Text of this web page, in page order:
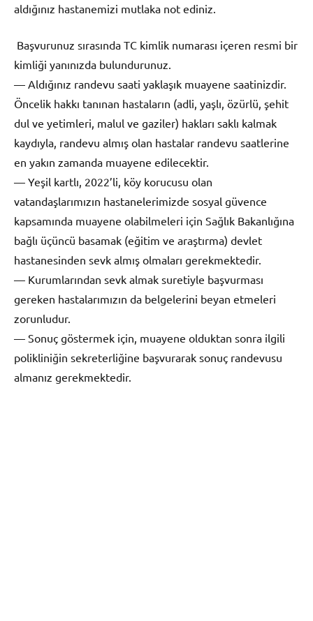
aldığınız hastanemizi mutlaka not ediniz.
Başvurunuz sırasında TC kimlik numarası içeren resmi bir
kimliği yanınızda bulundurunuz.
— Aldığınız randevu saati yaklaşık muayene saatinizdir.
Öncelik hakkı tanınan hastaların (adli, yaşlı, özürlü, şehit
dul ve yetimleri, malul ve gaziler) hakları saklı kalmak
kaydıyla, randevu almış olan hastalar randevu saatlerine
en yakın zamanda muayene edilecektir.
— Yeşil kartlı, 2022’li, köy korucusu olan
vatandaşlarımızın hastanelerimizde sosyal güvence
kapsamında muayene olabilmeleri için Sağlık Bakanlığına
bağlı üçüncü basamak (eğitim ve araştırma) devlet
hastanesinden sevk almış olmaları gerekmektedir.
— Kurumlarından sevk almak suretiyle başvurması
gereken hastalarımızın da belgelerini beyan etmeleri
zorunludur.
— Sonuç göstermek için, muayene olduktan sonra ilgili
polikliniğin sekreterliğine başvurarak sonuç randevusu
almanız gerekmektedir.